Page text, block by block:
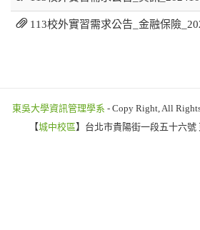
113校外實習需求公告_金融保險
東吳大學資訊管理學系 - Copy Right, All
【城中校區】台北市貴陽街一段五十六號